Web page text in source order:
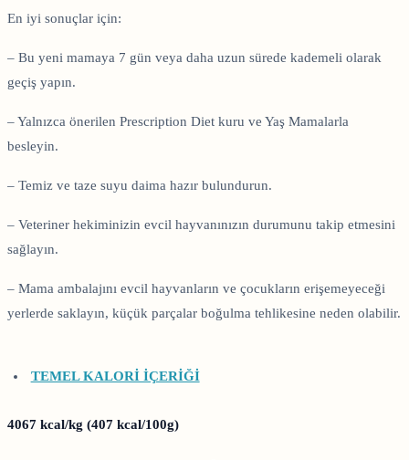
En iyi sonuçlar için:
– Bu yeni mamaya 7 gün veya daha uzun sürede kademeli olarak
geçiş yapın.
– Yalnızca önerilen Prescription Diet kuru ve Yaş Mamalarla
besleyin.
– Temiz ve taze suyu daima hazır bulundurun.
– Veteriner hekiminizin evcil hayvanınızın durumunu takip etmesini
sağlayın.
– Mama ambalajını evcil hayvanların ve çocukların erişemeyeceği
yerlerde saklayın, küçük parçalar boğulma tehlikesine neden olabilir.
TEMEL KALORİ İÇERİĞİ
4067 kcal/kg (407 kcal/100g)